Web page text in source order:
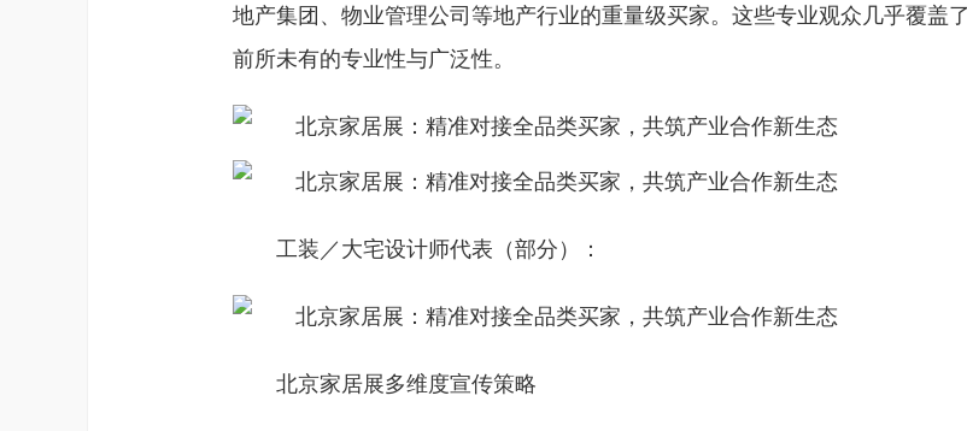
地产集团、物业管理公司等地产行业的重量级买家。这些专业观众几乎覆盖
前所未有的专业性与广泛性。
工装／大宅设计师代表（部分）：
北京家居展多维度宣传策略